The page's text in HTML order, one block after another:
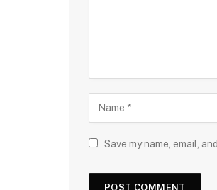
Save my name, email,